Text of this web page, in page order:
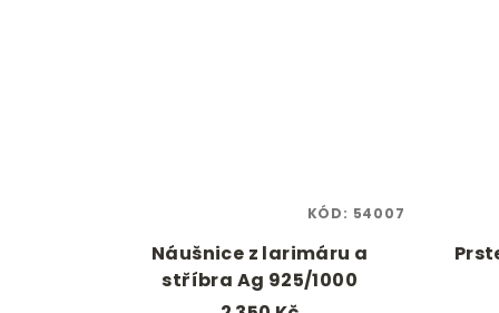
Náušnice z larimáru a
stříbra Ag 925/1000
KÓD: 54007